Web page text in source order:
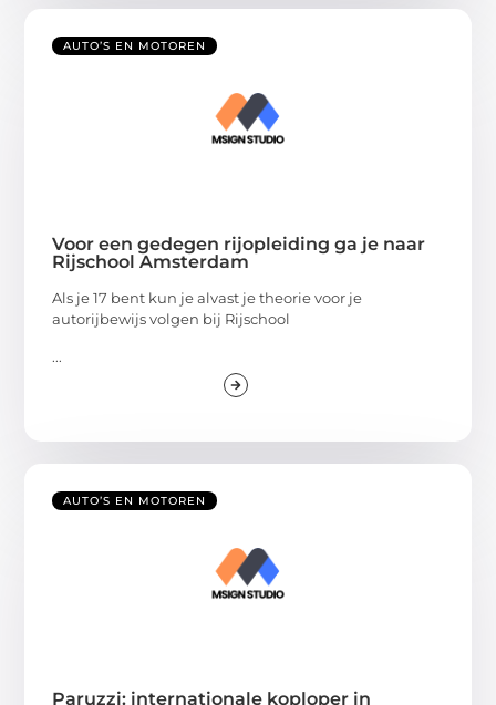
AUTO’S EN MOTOREN
Voor een gedegen rijopleiding ga je naar
Rijschool Amsterdam
Als je 17 bent kun je alvast je theorie voor je
autorijbewijs volgen bij Rijschool
...
AUTO’S EN MOTOREN
Paruzzi: internationale koploper in